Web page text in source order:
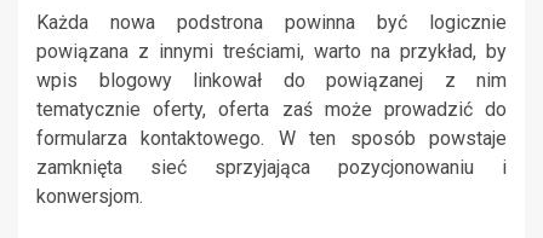
Każda nowa podstrona powinna być logicznie
powiązana z innymi treściami, warto na przykład, by
wpis blogowy linkował do powiązanej z nim
tematycznie oferty, oferta zaś może prowadzić do
formularza kontaktowego. W ten sposób powstaje
zamknięta sieć sprzyjająca pozycjonowaniu i
konwersjom.